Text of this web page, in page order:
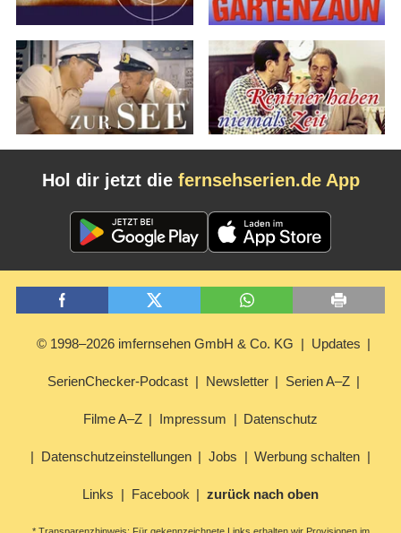
Hol dir jetzt die fernsehserien.de App
© 1998–2026 imfernsehen GmbH & Co. KG Updates
SerienChecker-Podcast Newsletter Serien A–Z
Filme A–Z Impressum Datenschutz
Datenschutzeinstellungen Jobs Werbung schalten
Links Facebook zurück nach oben